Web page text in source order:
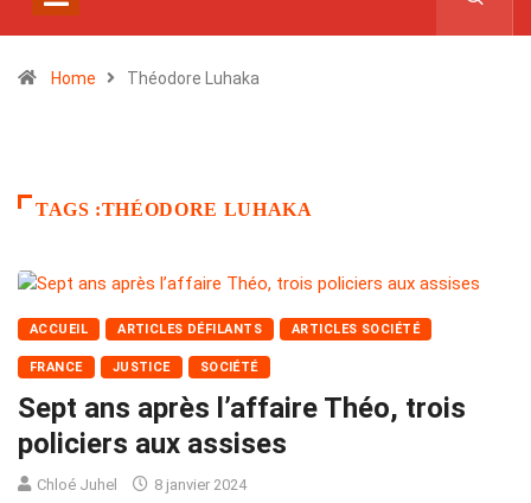
Home Théodore Luhaka
TAGS :THÉODORE LUHAKA
ACCUEIL ARTICLES DÉFILANTS ARTICLES SOCIÉTÉ
FRANCE JUSTICE SOCIÉTÉ
Sept ans après l’affaire Théo, trois
policiers aux assises
Chloé Juhel 8 janvier 2024